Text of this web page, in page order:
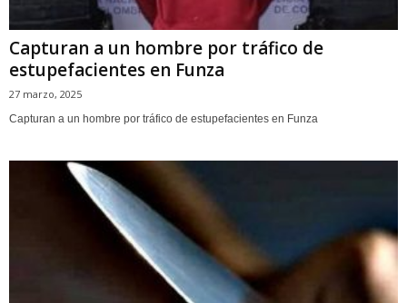
Capturan a un hombre por tráfico de
estupefacientes en Funza
27 marzo, 2025
Capturan a un hombre por tráfico de estupefacientes en Funza